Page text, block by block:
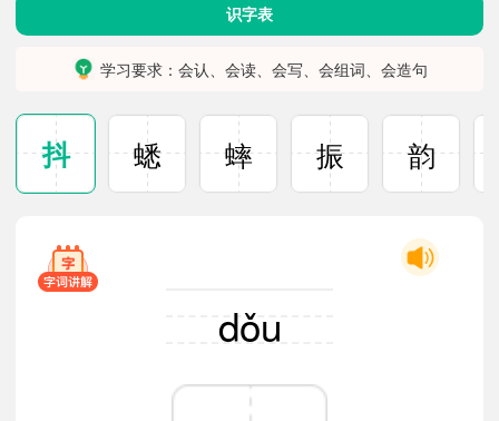
识字表
学习要求：会认、会读、会写、会组词、会造句
抖 蟋 蟀 振 韵
dǒu